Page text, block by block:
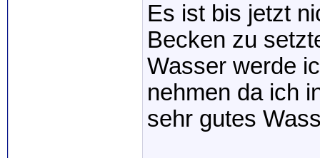
Es ist bis jetzt
Becken zu
Wasser werde
nehmen da ich
sehr gutes